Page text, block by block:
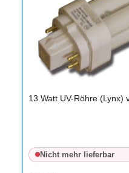
13 Watt UV-Röhre (Lynx)
Nicht mehr lieferbar